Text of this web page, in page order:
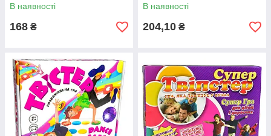
В наявності
168 ₴
В наявності
204,10 ₴